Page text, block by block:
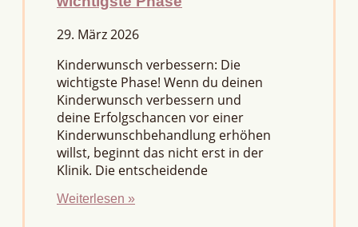
29. März 2026
Kinderwunsch verbessern: Die
wichtigste Phase! Wenn du deinen
Kinderwunsch verbessern und
deine Erfolgschancen vor einer
Kinderwunschbehandlung erhöhen
willst, beginnt das nicht erst in der
Klinik. Die entscheidende
Weiterlesen »